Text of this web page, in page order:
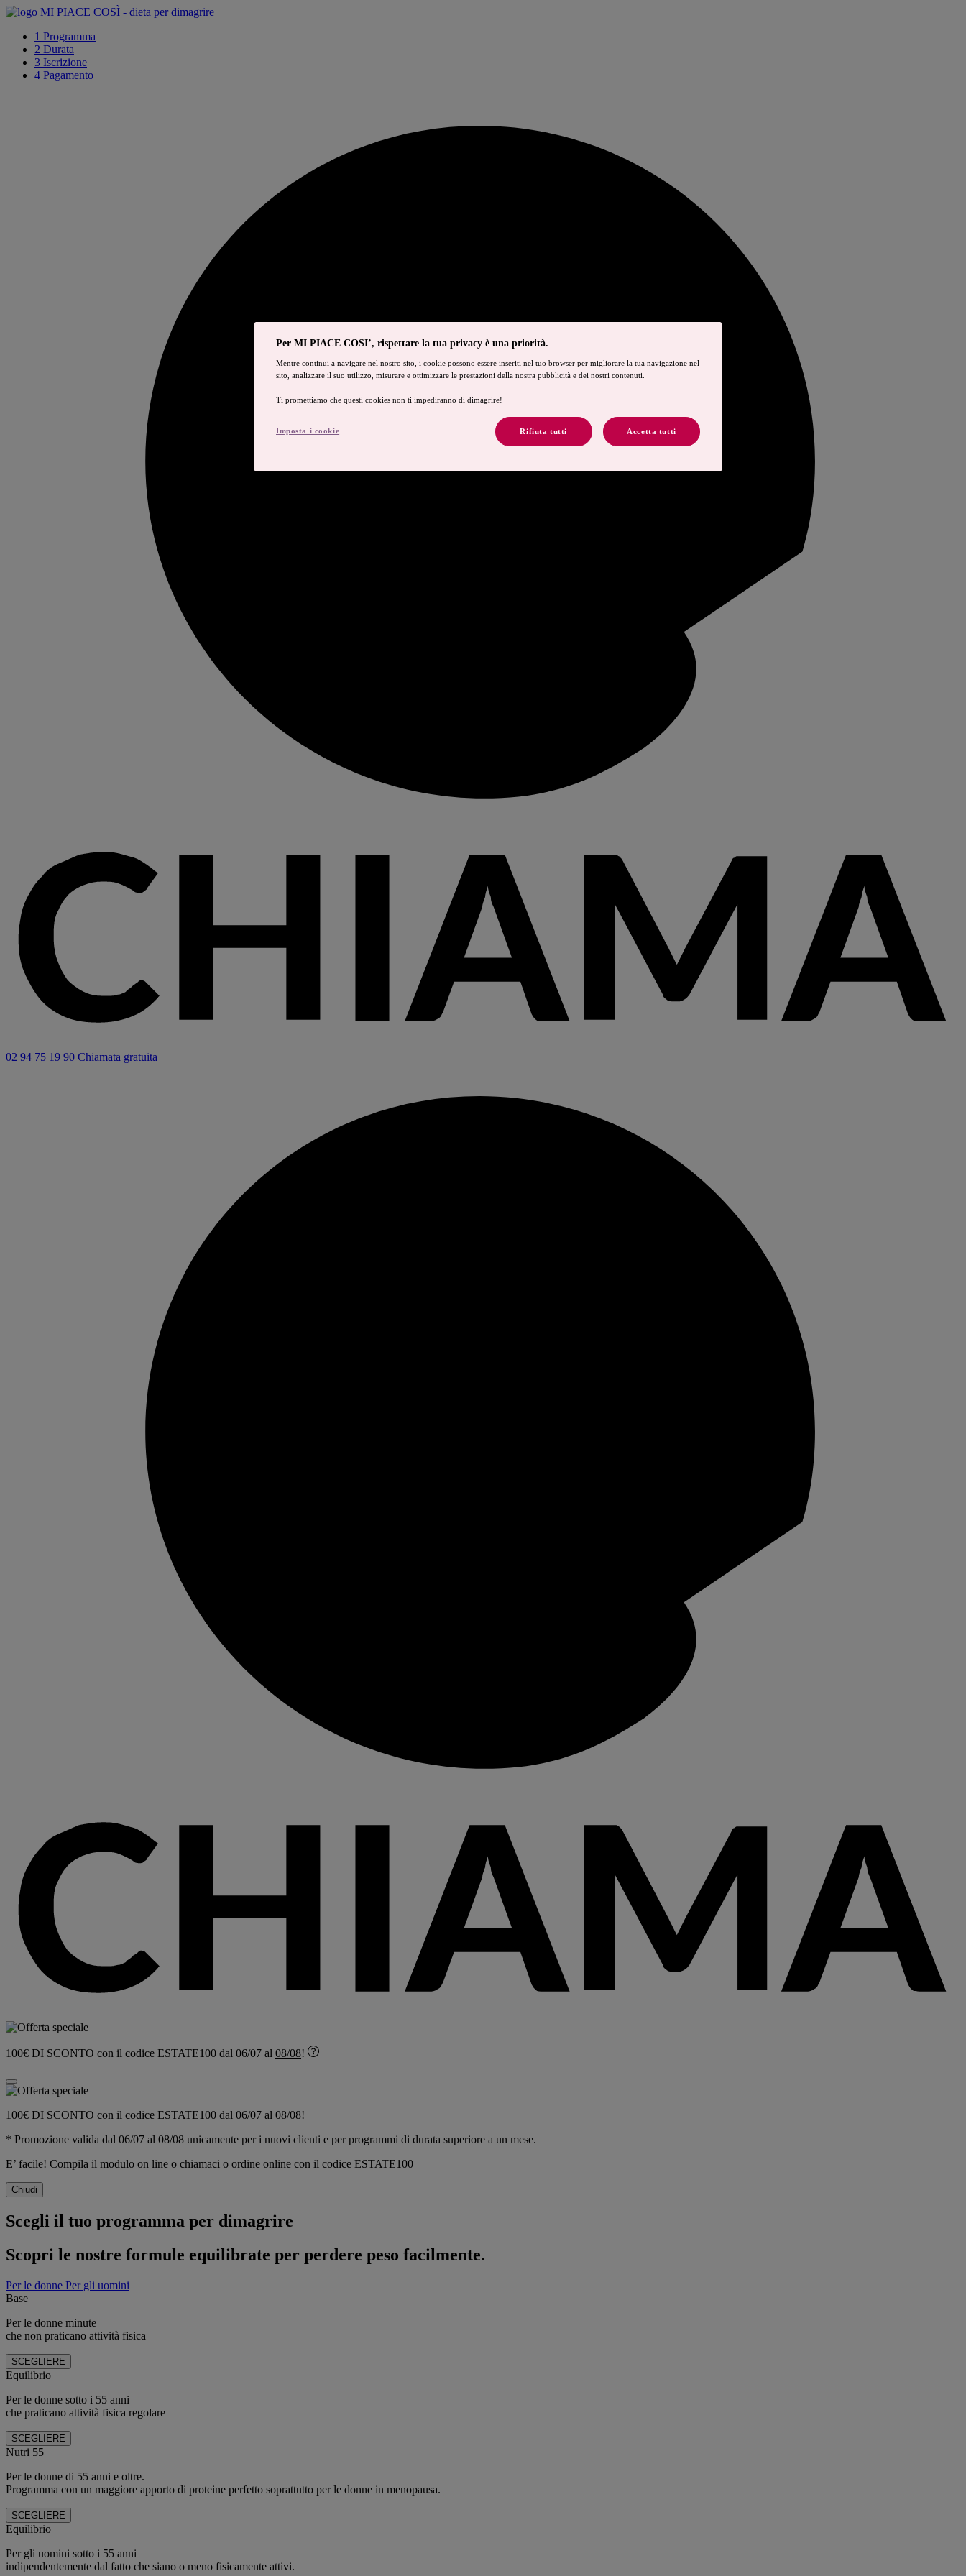
1 Programma
2 Durata
3 Iscrizione
4 Pagamento
02 94 75 19 90 Chiamata gratuita
100€ DI SCONTO con il codice ESTATE100 dal 06/07 al 08/08!
100€ DI SCONTO con il codice ESTATE100 dal 06/07 al 08/08!
* Promozione valida dal 06/07 al 08/08 unicamente per i nuovi clienti e per programmi di durata superiore a un mese.
E’ facile! Compila il modulo on line o chiamaci o ordine online con il codice ESTATE100
Chiudi
Scegli il tuo programma per dimagrire
Scopri le nostre formule equilibrate per perdere peso facilmente.
Per le donne Per gli uomini
Base
Per le donne minute
che non praticano attività fisica
SCEGLIERE
Equilibrio
Per le donne sotto i 55 anni
che praticano attività fisica regolare
SCEGLIERE
Nutri 55
Per le donne di 55 anni e oltre.
Programma con un maggiore apporto di proteine perfetto soprattutto per le donne in menopausa.
SCEGLIERE
Equilibrio
Per gli uomini sotto i 55 anni
indipendentemente dal fatto che siano o meno fisicamente attivi.
Per MI PIACE COSI’, rispettare la tua privacy è una priorità.
Mentre continui a navigare nel nostro sito, i cookie possono essere inseriti nel tuo browser per migliorare la tua navigazione nel
sito, analizzare il suo utilizzo, misurare e ottimizzare le prestazioni della nostra pubblicità e dei nostri contenuti.
Ti promettiamo che questi cookies non ti impediranno di dimagrire!
Rifiuta tutti Accetta tutti
Imposta i cookie